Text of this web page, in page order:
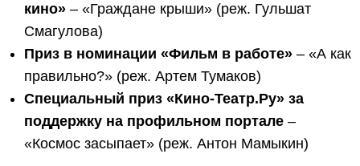
кино» – «Граждане крыши» (реж. Гульшат
Смагулова)
Приз в номинации «Фильм в работе» – «А как
правильно?» (реж. Артем Тумаков)
Специальный приз «Кино-Театр.Ру» за
поддержку на профильном портале –
«Космос засыпает» (реж. Антон Мамыкин)